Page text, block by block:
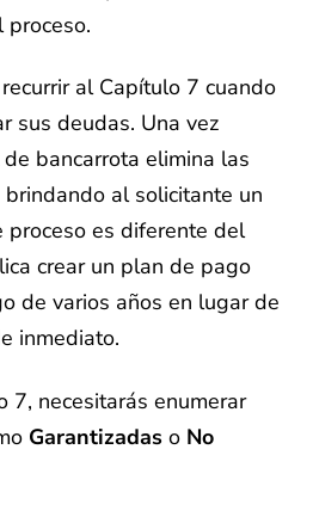
proceso.
al Capítulo 7 cuando
sus deudas. Una vez
bancarrota elimina las
al solicitante un
proceso es diferente del
crear un plan de pago
de varios años en lugar de
inmediato.
7, necesitarás enumerar
Garantizadas o No